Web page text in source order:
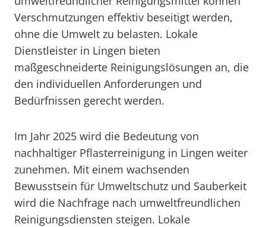
Verschmutzungen effektiv beseitigt werden,
ohne die Umwelt zu belasten. Lokale
Dienstleister in Lingen bieten
maßgeschneiderte Reinigungslösungen an, die
den individuellen Anforderungen und
Bedürfnissen gerecht werden.
Im Jahr 2025 wird die Bedeutung von
nachhaltiger Pflasterreinigung in Lingen weiter
zunehmen. Mit einem wachsenden
Bewusstsein für Umweltschutz und Sauberkeit
wird die Nachfrage nach umweltfreundlichen
Reinigungsdiensten steigen. Lokale